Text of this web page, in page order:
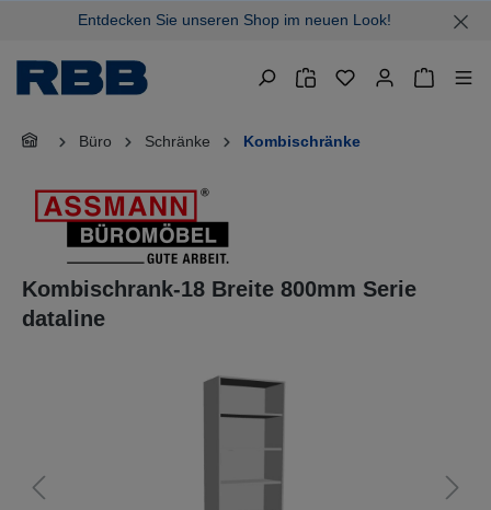
springenEntdecken Sie unseren Shop im neuen Look!
Büro Schränke Kombischränke
Kombischrank-18 Breite 800mm Serie
dataline